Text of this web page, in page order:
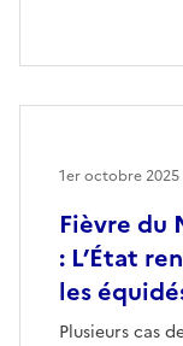
Fièvre du
: L’État
les
Plusieurs cas
1er octobre 2025